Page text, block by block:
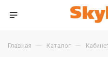
Главная — Каталог —